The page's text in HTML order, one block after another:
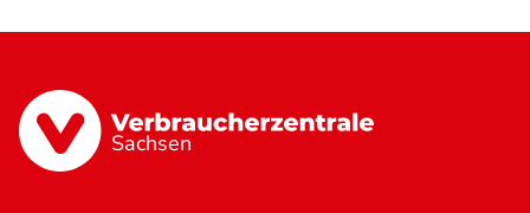
Sachsen